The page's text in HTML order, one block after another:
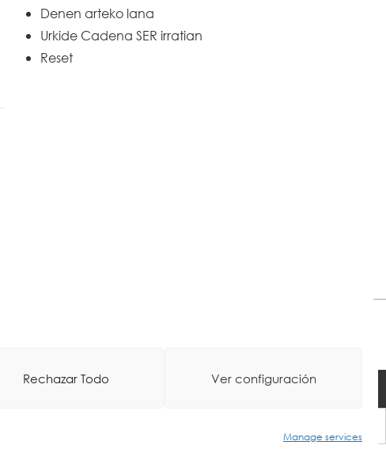
Manage services
Rechazar Todo Ver configuración
Denen arteko lana
Urkide Cadena SER irratian
Reset
Etikoa-Web Diseinua: La Consulta Creativa